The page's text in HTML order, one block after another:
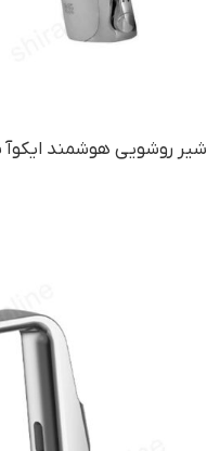
شیر روشویی هوشمند ایکوآ